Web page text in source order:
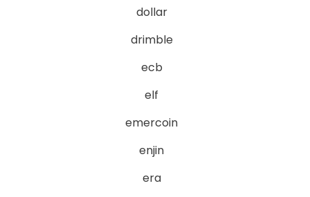
dollar
drimble
ecb
elf
emercoin
enjin
era